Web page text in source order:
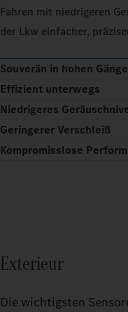
Fahren mit niedrigeren
der Lkw einfacher,
Souverän in hohen
Effizient unterwegs
Niedrigeres
Geringerer Verschleiß
Kompromisslose
Exterieur
Die wichtigsten